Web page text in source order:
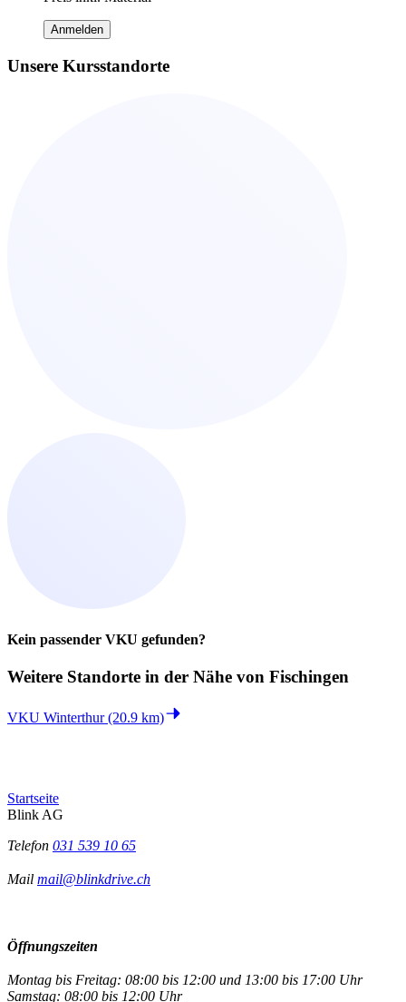
Anmelden
Unsere Kursstandorte
Kein passender VKU gefunden?
Weitere Standorte in der Nähe von Fischingen
VKU Winterthur (20.9 km)
Startseite
Blink AG
Telefon 031 539 10 65
Mail mail@blinkdrive.ch
Öffnungszeiten
Montag bis Freitag: 08:00 bis 12:00 und 13:00 bis 17:00 Uhr
Samstag: 08:00 bis 12:00 Uhr